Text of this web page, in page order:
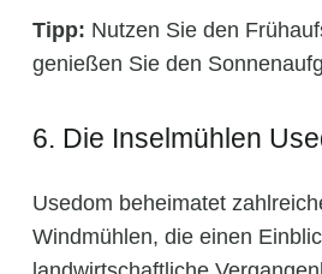
Tipp: Nutzen Sie den
genießen Sie den
6. Die Inselmühlen
Usedom beheimatet
Windmühlen, die einen